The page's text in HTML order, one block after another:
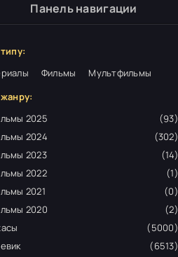
Панель навигации
Фильмы
Мультфильмы
2025
(93)
2024
(302)
2023
(14)
2022
(1)
2021
(0)
2020
(2)
(5000)
(6513)